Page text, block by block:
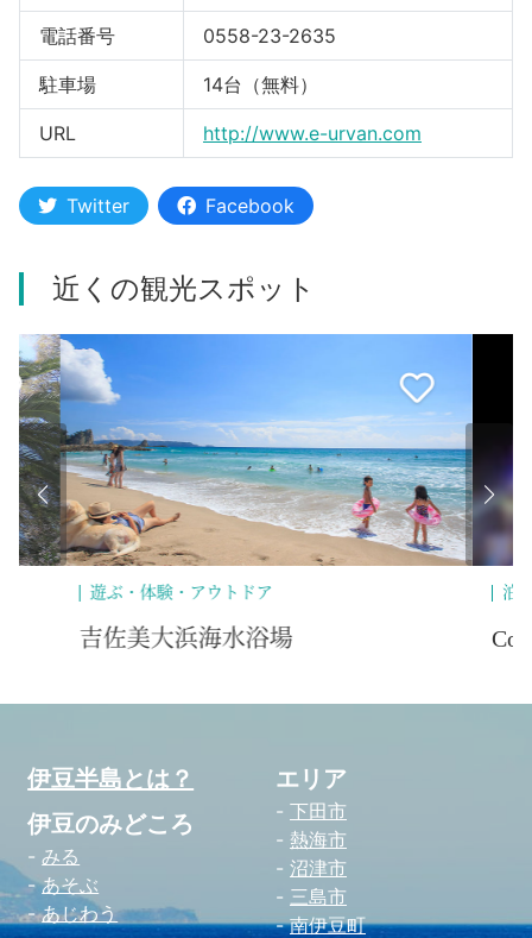
電話番号 0558-23-2635
駐車場 14台（無料）
URL http://www.e-urvan.com
Twitter Facebook
近くの観光スポット
泊まる
Coco De Mer ココデメール
遊
入
伊豆半島とは？
伊豆のみどころ
みる
あそぶ
あじわう
エリア
下田市
熱海市
沼津市
三島市
南伊豆町